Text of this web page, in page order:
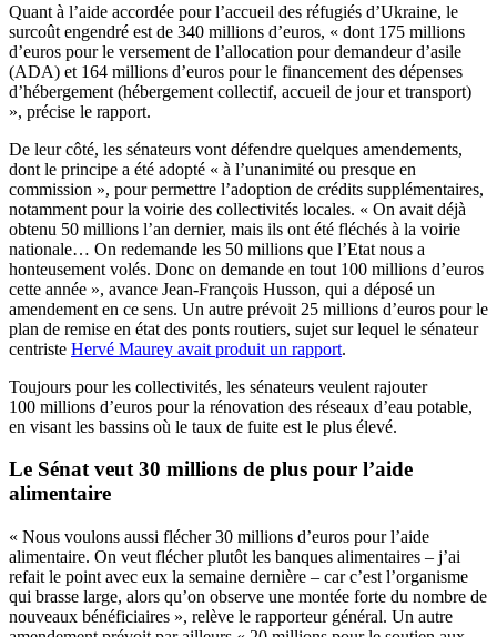
Quant à l’aide accordée pour l’accueil des réfugiés d’Ukraine, le
surcoût engendré est de 340 millions d’euros, « dont 175 millions
d’euros pour le versement de l’allocation pour demandeur d’asile
(ADA) et 164 millions d’euros pour le financement des dépenses
d’hébergement (hébergement collectif, accueil de jour et transport)
», précise le rapport.
De leur côté, les sénateurs vont défendre quelques amendements,
dont le principe a été adopté « à l’unanimité ou presque en
commission », pour permettre l’adoption de crédits supplémentaires,
notamment pour la voirie des collectivités locales. « On avait déjà
obtenu 50 millions l’an dernier, mais ils ont été fléchés à la voirie
nationale… On redemande les 50 millions que l’Etat nous a
honteusement volés. Donc on demande en tout 100 millions d’euros
cette année », avance Jean-François Husson, qui a déposé un
amendement en ce sens. Un autre prévoit 25 millions d’euros pour le
plan de remise en état des ponts routiers, sujet sur lequel le sénateur
centriste Hervé Maurey avait produit un rapport.
Toujours pour les collectivités, les sénateurs veulent rajouter
100 millions d’euros pour la rénovation des réseaux d’eau potable,
en visant les bassins où le taux de fuite est le plus élevé.
Le Sénat veut 30 millions de plus pour l’aide
alimentaire
« Nous voulons aussi flécher 30 millions d’euros pour l’aide
alimentaire. On veut flécher plutôt les banques alimentaires – j’ai
refait le point avec eux la semaine dernière – car c’est l’organisme
qui brasse large, alors qu’on observe une montée forte du nombre de
nouveaux bénéficiaires », relève le rapporteur général. Un autre